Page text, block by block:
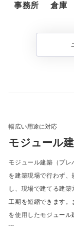
事務所 倉庫
幅広い用途に対応
モジュール
モジュール建築（プ
を建築現場で行わず、
し、現場で建てる建
工期を短縮できます
を使用したモジュー